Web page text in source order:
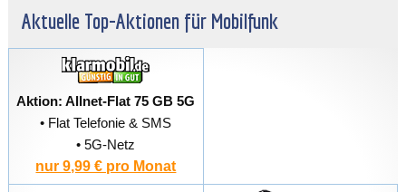
Aktuelle Top-Aktionen für Mobilfunk
Aktion: Allnet-Flat 75 GB 5G
• Flat Telefonie & SMS
• 5G-Netz
nur 9,99 € pro Monat